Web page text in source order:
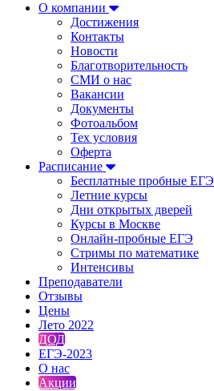
О компании
Достижения
Контакты
Новости
Благотворительность
СМИ о нас
Вакансии
Документы
Фотоальбом
Тех условия
Оферта
Расписание
Бесплатные пробные ЕГЭ
Летние курсы
Дни открытых дверей
Курсы в Москве
Онлайн-пробные ЕГЭ
Стримы по математике
Интенсивы
Преподаватели
Отзывы
Цены
Лето 2022
ДОД
ЕГЭ-2023
О нас
Акции